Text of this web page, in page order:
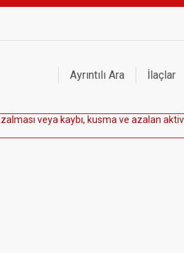
Ayrıntılı Ara İlaçlar
za ması veya kaybı, kusma ve aza an aktiv